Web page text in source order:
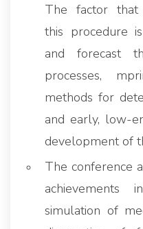
The factor that
this procedure
and forecast
processes,
methods for
and early, low-
development of
The conference
simulation of